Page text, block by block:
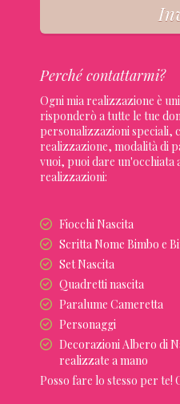
Perché contattarmi?
Ogni mia realizzazione è
risponderò a tutte le tue
personalizzazioni speciali,
realizzazione, modalità di
vuoi, puoi dare un'occhiata
realizzazioni:
Fiocchi Nascita
Scritta Nome Bimbo e
Set Nascita
Quadretti nascita
Paralume Cameretta
Personaggi
Decorazioni Albero di
realizzate a mano
Posso fare lo stesso per te!